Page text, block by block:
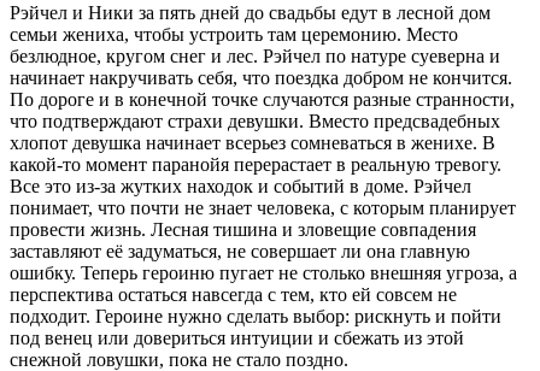
Рэйчел и Ники за пять дней до свадьбы едут в лесной дом
семьи жениха, чтобы устроить там церемонию. Место
безлюдное, кругом снег и лес. Рэйчел по натуре суеверна и
начинает накручивать себя, что поездка добром не кончится.
По дороге и в конечной точке случаются разные странности,
что подтверждают страхи девушки. Вместо предсвадебных
хлопот девушка начинает всерьез сомневаться в женихе. В
какой-то момент паранойя перерастает в реальную тревогу.
Все это из-за жутких находок и событий в доме. Рэйчел
понимает, что почти не знает человека, с которым планирует
провести жизнь. Лесная тишина и зловещие совпадения
заставляют её задуматься, не совершает ли она главную
ошибку. Теперь героиню пугает не столько внешняя угроза, а
перспектива остаться навсегда с тем, кто ей совсем не
подходит. Героине нужно сделать выбор: рискнуть и пойти
под венец или довериться интуиции и сбежать из этой
снежной ловушки, пока не стало поздно.